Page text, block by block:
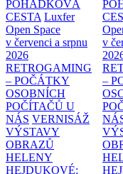
POHÁDKOVÁ
CESTA Luxfer
Open Space
v červenci a srpnu
2026
RETROGAMING
– POČÁTKY
OSOBNÍCH
POČÍTAČŮ U
NÁS VERNISÁŽ
VÝSTAVY
OBRAZŮ
HELENY
HEJDUKOVÉ:
v
–